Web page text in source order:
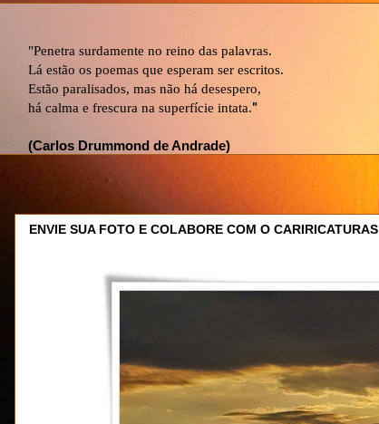
"Penetra surdamente no reino das palavras.
Lá estão os poemas que esperam ser escritos.
Estão paralisados, mas não há desespero,
há calma e frescura na superfície intata."
(Carlos Drummond de Andrade)
ENVIE SUA FOTO E COLABORE COM O CARIRICATURAS